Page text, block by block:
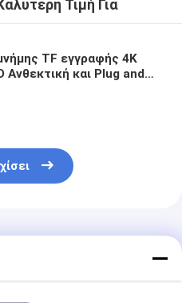
Τιμή Για
TF εγγραφής 4K
Ανθεκτική και Plug and